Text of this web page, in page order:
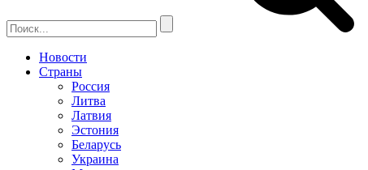
Новости
Страны
Россия
Литва
Латвия
Эстония
Беларусь
Украина